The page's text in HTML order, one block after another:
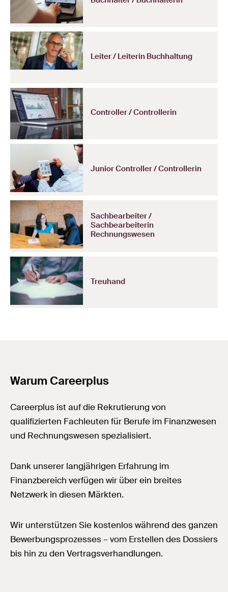
Leiter / Leiterin Buchhaltung
Controller / Controllerin
Junior Controller / Controllerin
Sachbearbeiter /
Sachbearbeiterin
Rechnungswesen
Treuhand
Warum Careerplus
Careerplus ist auf die Rekrutierung von
qualifizierten Fachleuten für Berufe im Finanzwesen
und Rechnungswesen spezialisiert.
Dank unserer langjährigen Erfahrung im
Finanzbereich verfügen wir über ein breites
Netzwerk in diesen Märkten.
Wir unterstützen Sie kostenlos während des ganzen
Bewerbungsprozesses – vom Erstellen des Dossiers
bis hin zu den Vertragsverhandlungen.